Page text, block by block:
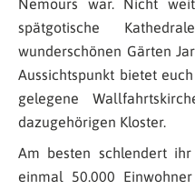
Nemours war. Nicht
spätgotische
wunderschönen Gärten
Aussichtspunkt bietet
gelegene
dazugehörigen Kloster.
Am besten schlendert
einmal 50.000